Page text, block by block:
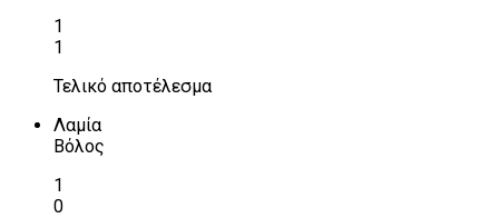
1
1
Τελικό αποτέλεσμα
Λαμία
Βόλος
1
0